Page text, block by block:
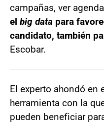
campañas, ver
el big data para
candidato, también
Escobar.
El experto ahondó en
herramienta con la
pueden beneficiar